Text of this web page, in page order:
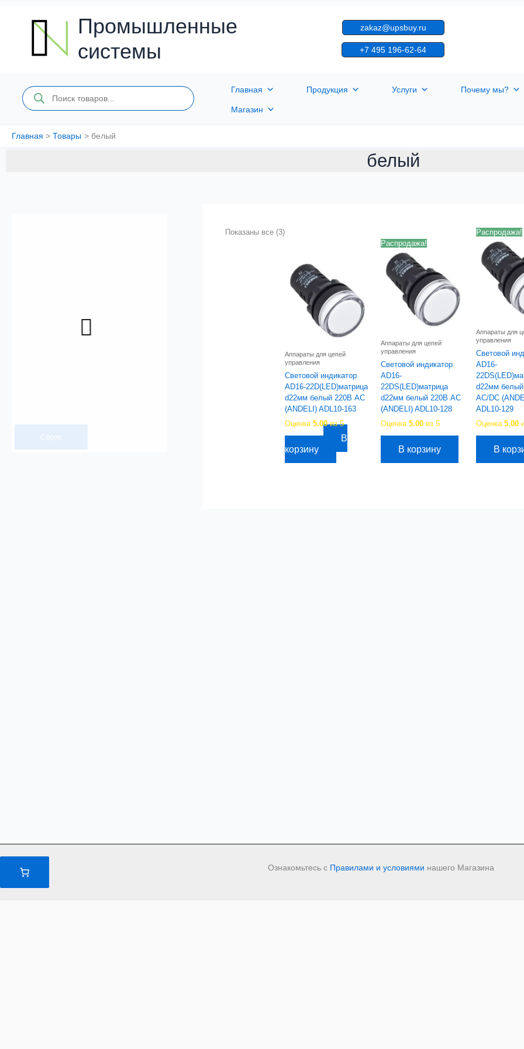
содержимому
Промышленные
системы
zakaz@upsbuy.ru
+7 495 196-62-64
Поиск
товаров
Главная Продукция Услуги Почему мы?
Магазин
Главная Товары белый
белый
Сброс
Показаны все (3)
Аппараты для цепей
управления
Световой индикатор
AD16-22D(LED)матрица
d22мм белый 220В AC
(ANDELI) ADL10-163
Оценка 5.00из 5
В
корзину
Распродажа!
Аппараты для цепей
управления
Световой индикатор
AD16-
22DS(LED)матрица
d22мм белый 220В AC
(ANDELI) ADL10-128
Оценка 5.00из 5
137,15
Первоначальная
составляла
137,15руб..
Текущая
В корзину
Распродажа!
Аппараты для
управления
Световой
AD16-
d22мм
AC/DC
ADL10-129
Оценка5.00
В
Ознакомьтесь с Правилами и условиями нашего Магазина